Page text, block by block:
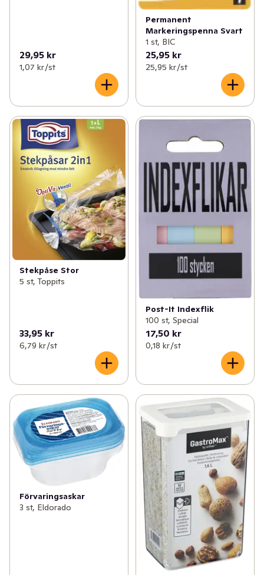
29,95 kr
1,07 kr /st
Permanent
Markeringspenna Svart
1 st, BIC
25,95 kr
25,95 kr /st
Stekpåse Stor
5 st, Toppits
33,95 kr
6,79 kr /st
Post-It Indexflik
100 st, Special
17,50 kr
0,18 kr /st
Förvaringsaskar
3 st, Eldorado